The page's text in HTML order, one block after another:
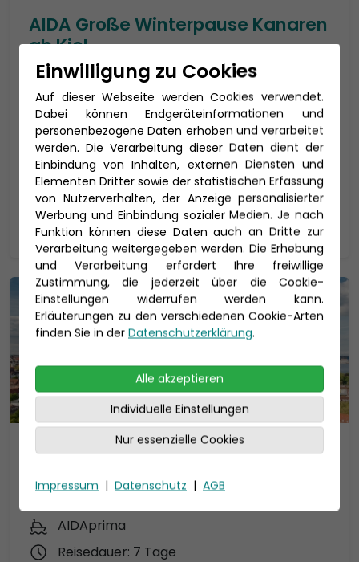
AIDA Große Winterpause Kanaren
ab Kiel
AIDAprima Kreuzfahrt Januar 2027
AIDAprima
Reisedauer: 25 Tage
06.01. - 30.01.2027
p.P. ab 2.595 €
Zur Reise
AIDA Skandinavische Highlights
AIDAprima
Reisedauer: 7 Tage
Einwilligung zu Cookies
Auf dieser Webseite werden Cookies verwendet.
Dabei können Endgeräteinformationen und
personenbezogene Daten erhoben und verarbeitet
werden. Die Verarbeitung dieser Daten dient der
Einbindung von Inhalten, externen Diensten und
Elementen Dritter sowie der statistischen Erfassung
von Nutzerverhalten, der Anzeige personalisierter
Werbung und Einbindung sozialer Medien. Je nach
Funktion können diese Daten auch an Dritte zur
Verarbeitung weitergegeben werden. Die Erhebung
und Verarbeitung erfordert Ihre freiwillige
Zustimmung, die jederzeit über die Cookie-
Einstellungen widerrufen werden kann.
Erläuterungen zu den verschiedenen Cookie-Arten
finden Sie in der Datenschutzerklärung.
Alle akzeptieren
Individuelle Einstellungen
Nur essenzielle Cookies
Impressum | Datenschutz | AGB